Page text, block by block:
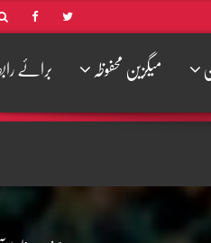
میگزین محفوظہ برائے